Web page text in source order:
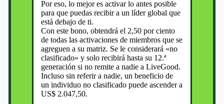
Por eso, lo mejor es activar lo antes posible
para que puedas recibir a un líder global que
está debajo de ti.
Con este bono, obtendrá el 2,50 por ciento
de todas las activaciones de miembros que se
agreguen a su matriz. Se le considerará «no
clasificado» y solo recibirá hasta su 12.ª
generación si no remite a nadie a LiveGood.
Incluso sin referir a nadie, un beneficio de
un individuo no clasificado puede ascender a
US$ 2.047,50.